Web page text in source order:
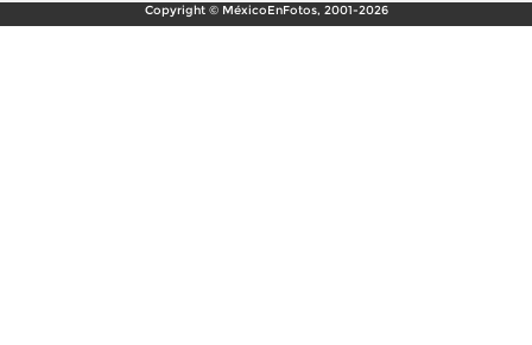
Copyright © MéxicoEnFotos, 2001-2026